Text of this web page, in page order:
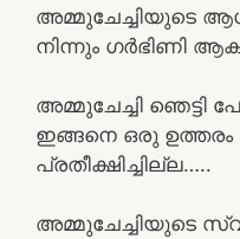
അമ്മുചേച്ചിയുടെ
നിന്നും ഗർഭിണി
അമ്മുചേച്ചി ഞെട്ടി
ഇങ്ങനെ ഒരു ഉത്തരം
പ്രതീക്ഷിച്ചില്ല…..
അമ്മുചേച്ചിയുടെ